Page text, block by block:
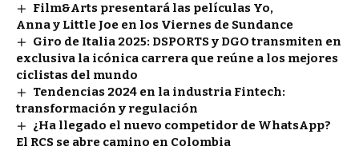
Film&Arts presentará las películas Yo,
Anna y Little Joe en los Viernes de Sundance
Giro de Italia 2025: DSPORTS y DGO transmiten en
exclusiva la icónica carrera que reúne a los mejores
ciclistas del mundo
Tendencias 2024 en la industria Fintech:
transformación y regulación
¿Ha llegado el nuevo competidor de WhatsApp?
El RCS se abre camino en Colombia